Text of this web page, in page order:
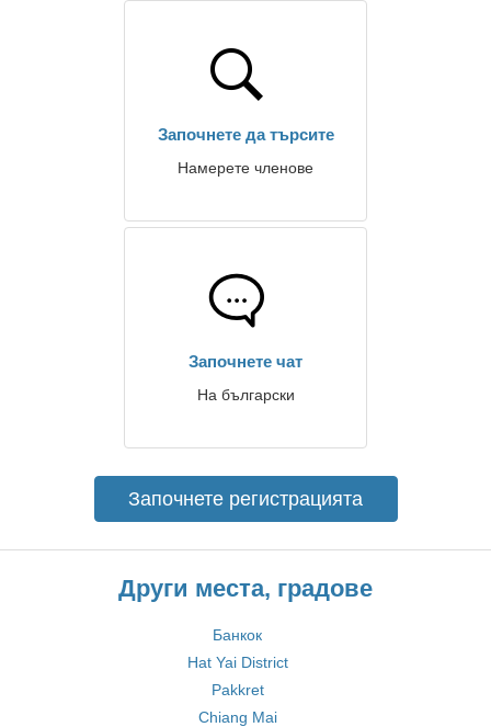
Започнете да търсите
Намерете членове
Започнете чат
На български
Започнете регистрацията
Други места, градове
Банкок
Hat Yai District
Pakkret
Chiang Mai